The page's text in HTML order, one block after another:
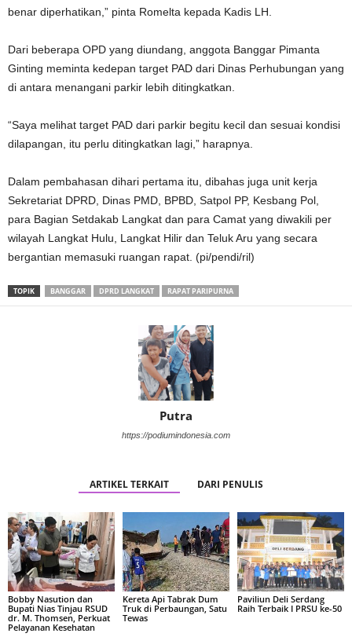
benar diperhatikan,” pinta Romelta kepada Kadis LH.
Dari beberapa OPD yang diundang, anggota Banggar Pimanta
Ginting meminta kedepan target PAD dari Dinas Perhubungan yang
di antara menangani parkir lebih ditingkatkan.
“Saya melihat target PAD dari parkir begitu kecil dan sesuai kondisi
dilapangan, itu perlu ditingkatkan lagi,” harapnya.
Dalam pembahasan dihari pertama itu, dibahas juga unit kerja
Sekretariat DPRD, Dinas PMD, BPBD, Satpol PP, Kesbang Pol,
para Bagian Setdakab Langkat dan para Camat yang diwakili per
wilayah Langkat Hulu, Langkat Hilir dan Teluk Aru yang secara
bergantian memasuki ruangan rapat. (pi/pendi/ril)
TOPIK BANGGAR DPRD LANGKAT RAPAT PARIPURNA
Putra
https://podiumindonesia.com
ARTIKEL TERKAIT DARI PENULIS
Bobby Nasution dan
Bupati Nias Tinjau RSUD
dr. M. Thomsen, Perkuat
Pelayanan Kesehatan
Kereta Api Tabrak Dum
Truk di Perbaungan, Satu
Tewas
Paviliun Deli Serdang
Raih Terbaik I PRSU ke-50